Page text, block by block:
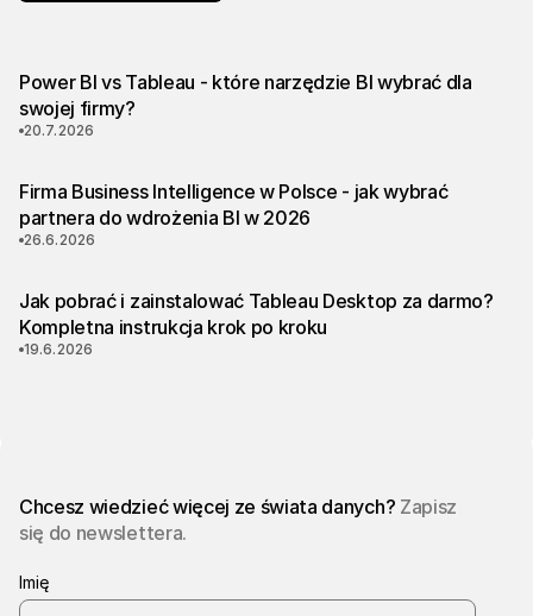
Power BI vs Tableau - które narzędzie BI wybrać dla
swojej firmy?
20.7.2026
Firma Business Intelligence w Polsce - jak wybrać
partnera do wdrożenia BI w 2026
26.6.2026
Jak pobrać i zainstalować Tableau Desktop za darmo?
Kompletna instrukcja krok po kroku
19.6.2026
Chcesz wiedzieć więcej ze świata danych? Zapisz
się do newslettera.
Imię